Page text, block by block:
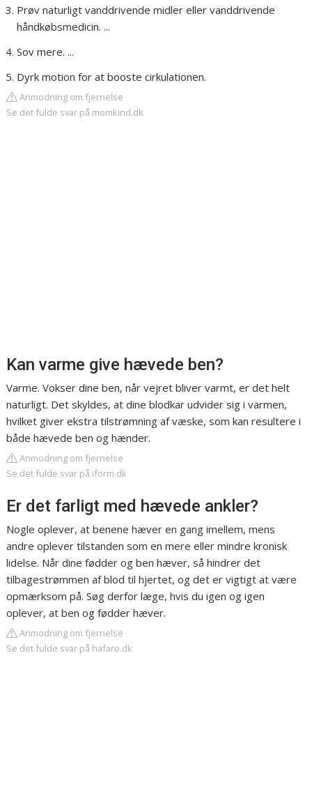
Prøv naturligt vanddrivende midler eller vanddrivende
håndkøbsmedicin. ...
Sov mere. ...
Dyrk motion for at booste cirkulationen.
Anmodning om fjernelse
Se det fulde svar på momkind.dk
Kan varme give hævede ben?
Varme. Vokser dine ben, når vejret bliver varmt, er det helt
naturligt. Det skyldes, at dine blodkar udvider sig i varmen,
hvilket giver ekstra tilstrømning af væske, som kan resultere i
både hævede ben og hænder.
Anmodning om fjernelse
Se det fulde svar på iform.dk
Er det farligt med hævede ankler?
Nogle oplever, at benene hæver en gang imellem, mens
andre oplever tilstanden som en mere eller mindre kronisk
lidelse. Når dine fødder og ben hæver, så hindrer det
tilbagestrømmen af blod til hjertet, og det er vigtigt at være
opmærksom på. Søg derfor læge, hvis du igen og igen
oplever, at ben og fødder hæver.
Anmodning om fjernelse
Se det fulde svar på hafaro.dk